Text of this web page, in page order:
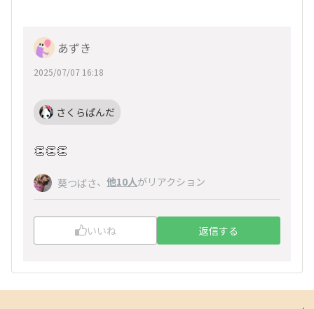
あずき
2025/07/07 16:18
さくらぱんだ
👏👏👏
葵つばさ、 他10人がリアクション
いいね 返信する